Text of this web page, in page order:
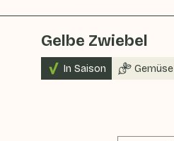
Gelbe Zwiebel
In Saison Gemüse